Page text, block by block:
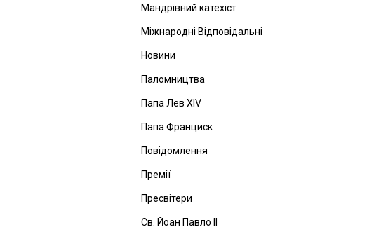
Мандрівний катехіст
Міжнародні Відповідальні
Новини
Паломництва
Папа Лев ХІV
Папа Франциск
Повідомлення
Премії
Пресвітери
Св. Йоан Павло ІІ